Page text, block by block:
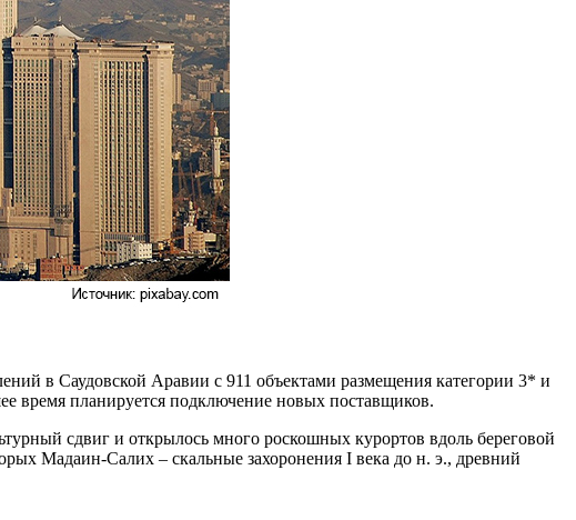
в Саудовской Аравии с 911 объектами размещения категории 3* и
время планируется подключение новых поставщиков.
сдвиг и открылось много роскошных курортов вдоль береговой
Мадаин-Салих – скальные захоронения I века до н. э., древний